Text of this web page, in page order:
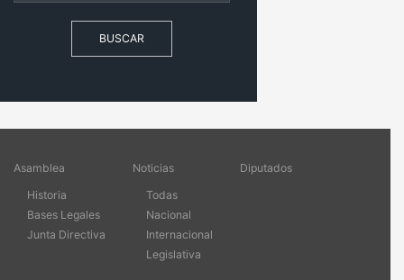
BUSCAR
Asamblea
Historia
Bases Legales
Junta Directiva
Noticias
Todas
Nacional
Internacional
Legislativa
Diputados